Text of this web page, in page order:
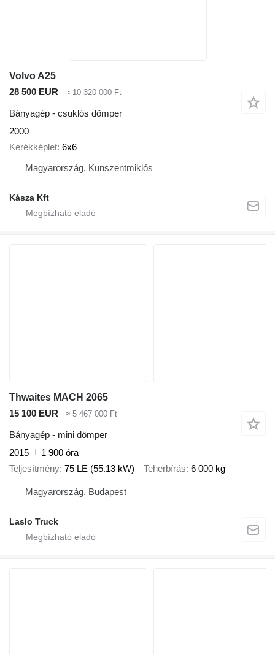
Volvo A25
28 500 EUR
≈ 10 320 000 Ft
Bányagép - csuklós dömper
2000
Kerékképlet 6x6
Magyarország, Kunszentmiklós
Kásza Kft
Thwaites MACH 2065
15 100 EUR
≈ 5 467 000 Ft
Bányagép - mini dömper
2015
1 900 óra
Teljesítmény 75 LE (55.13 kW) Teherbírás 6 000 kg
Magyarország, Budapest
Laslo Truck